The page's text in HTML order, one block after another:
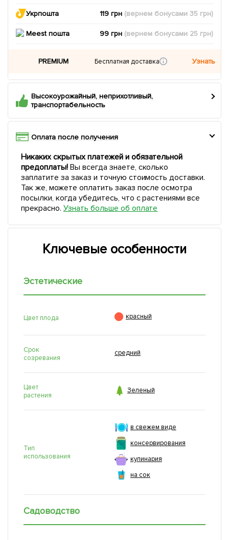
Укрпошта 119 грн (вернем бонусами35 грн)
Meest пошта 99 грн (вернем бонусами 25 грн)
PREMIUM Бесплатная доставка Узнать
Высокоурожайный, неприхотливый,
транспортабельность
Оплата после получения
Никаких скрытых платежей и обязательной
предоплаты!Вы всегда знаете, сколько
заплатите за заказ и точную стоимость доставки.
Так же, можете оплатить заказ после осмотра
посылки, когда убедитесь, что с растениями все
прекрасно. Узнать больше об оплате
Ключевые особенности
Эстетические
Цвет плода  красный
Срок
созревания
средний
Цвет
растения
 Зеленый
Тип
использования
в свежем виде
консервирования
кулинария
на сок
Садоводство